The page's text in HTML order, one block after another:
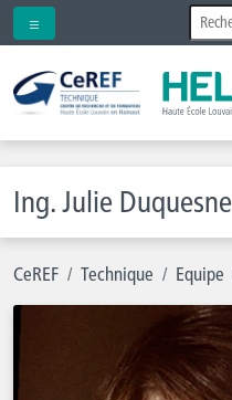
Ing. Julie Duquesne
CeREF Technique Equipe